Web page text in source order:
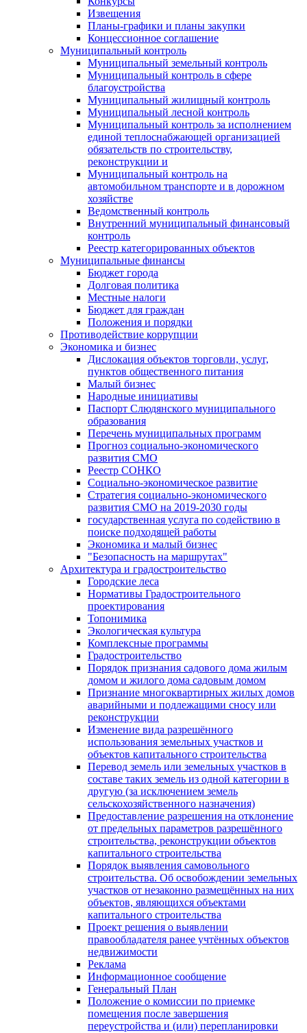
Извещения
Планы-графики и планы закупки
Концессионное соглашение
Муниципальный контроль
Муниципальный земельный контроль
Муниципальный контроль в сфере
благоустройства
Муниципальный жилищный контроль
Муниципальный лесной контроль
Муниципальный контроль за исполнением
единой теплоснабжающей организацией
обязательств по строительству,
реконструкции и
Муниципальный контроль на
автомобильном транспорте и в дорожном
хозяйстве
Ведомственный контроль
Внутренний муниципальный финансовый
контроль
Реестр категорированных объектов
Муниципальные финансы
Бюджет города
Долговая политика
Местные налоги
Бюджет для граждан
Положения и порядки
Противодействие коррупции
Экономика и бизнес
Дислокация объектов торговли, услуг,
пунктов общественного питания
Малый бизнес
Народные инициативы
Паспорт Слюдянского муниципального
образования
Перечень муниципальных программ
Прогноз социально-экономического
развития СМО
Реестр СОНКО
Социально-экономическое развитие
Стратегия социально-экономического
развития СМО на 2019-2030 годы
государственная услуга по содействию в
поиске подходящей работы
Экономика и малый бизнес
"Безопасность на маршрутах"
Архитектура и градостроительство
Городские леса
Нормативы Градостроительного
проектирования
Топонимика
Экологическая культура
Комплексные программы
Градостроительство
Порядок признания садового дома жилым
домом и жилого дома садовым домом
Признание многоквартирных жилых домов
аварийными и подлежащими сносу или
реконструкции
Изменение вида разрешённого
использования земельных участков и
объектов капитального строительства
Перевод земель или земельных участков в
составе таких земель из одной категории в
другую (за исключением земель
сельскохозяйственного назначения)
Предоставление разрешения на отклонение
от предельных параметров разрешённого
строительства, реконструкции объектов
капитального строительства
Порядок выявления самовольного
строительства. Об освобождении земельных
участков от незаконно размещённых на них
объектов, являющихся объектами
капитального строительства
Проект решения о выявлении
правообладателя ранее учтённых объектов
недвижимости
Реклама
Информационное сообщение
Генеральный План
Положение о комиссии по приемке
помещения после завершения
переустройства и (или) перепланировки